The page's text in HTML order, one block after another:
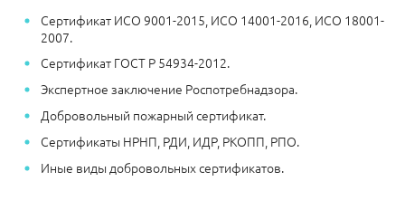
Сертификат ИСО 9001-2015, ИСО 14001-2016, ИСО 18001-
2007.
Сертификат ГОСТ Р 54934-2012.
Экспертное заключение Роспотребнадзора.
Добровольный пожарный сертификат.
Сертификаты НРНП, РДИ, ИДР, РКОПП, РПО.
Иные виды добровольных сертификатов.